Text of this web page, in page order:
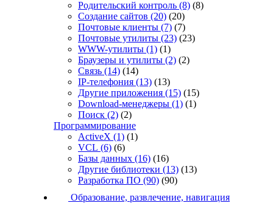
Родительский контроль (8) (8)
Создание сайтов (20) (20)
Почтовые клиенты (7) (7)
Почтовые утилиты (23) (23)
WWW-утилиты (1) (1)
Браузеры и утилиты (2) (2)
Связь (14) (14)
IP-телефония (13) (13)
Другие приложения (15) (15)
Download-менеджеры (1) (1)
Поиск (2) (2)
Программирование
ActiveX (1) (1)
VCL (6) (6)
Базы данных (16) (16)
Другие библиотеки (13) (13)
Разработка ПО (90) (90)
Образование, развлечение, навигация